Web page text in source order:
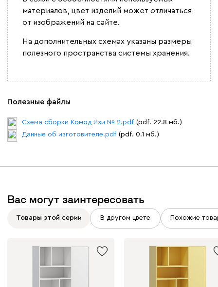
материалов, цвет изделий может отличаться
от изображений на сайте.
На дополнительных схемах указаны размеры
полезного пространства системы хранения.
Полезные файлы
Схема сборки Комод Изи № 2.pdf (pdf. 22.8 мб.)
Данные об изготовителе.pdf (pdf. 0.1 мб.)
Вас могут заинтересовать
Товары этой серии В другом цвете Похожие